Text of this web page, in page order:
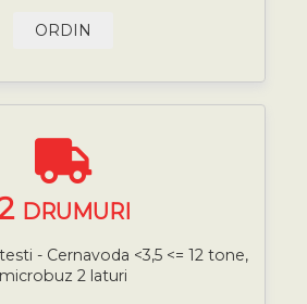
ORDIN
DRUMURI
- Cernavoda <3,5 <= 12 tone,
microbuz 2 laturi